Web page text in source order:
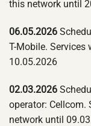
this network until
06.05.2026
T-Mobile.
10.05.2026
02.03.2026
operator: Cellcom.
network until